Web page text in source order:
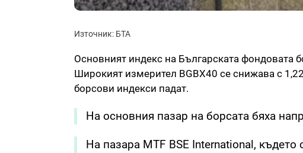
Източник: БТА
Основният индекс на Българската фондовата
Широкият измерител BGBX40 се снижава с
борсови индекси падат.
На основния пазар на борсата бяха
На пазара MTF BSE International,